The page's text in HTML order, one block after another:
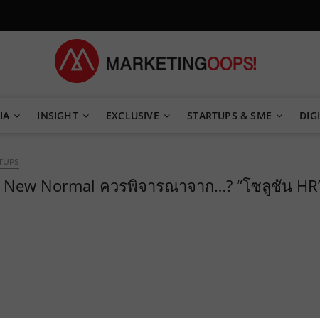
INSIGHT EXCLUSIVE STARTUPS & SME
Normal ควรพิจารณาจาก…? “โซลูชัน